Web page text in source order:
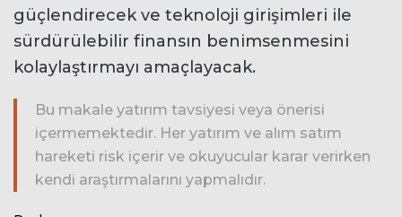
güçlendirecek ve teknoloji girişimleri ile
sürdürülebilir finansın benimsenmesini
kolaylaştırmayı amaçlayacak.
Bu makale yatırım tavsiyesi veya önerisi
içermemektedir. Her yatırım ve alım satım
hareketi risk içerir ve okuyucular karar verirken
kendi araştırmalarını yapmalıdır.